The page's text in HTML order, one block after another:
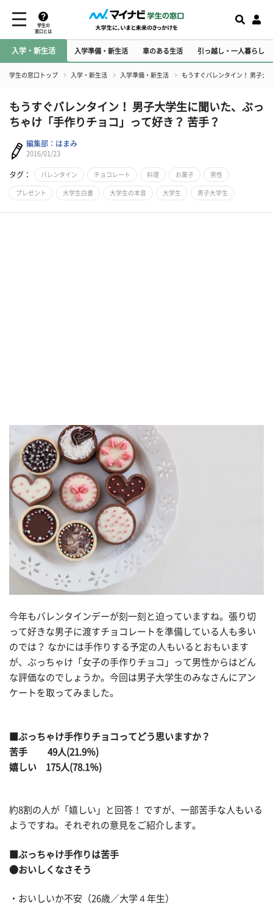
学生の
窓口とは
入学・新生活 入学準備・新生活 車のある生活 引っ越し・一人暮らし
学生の窓口トップ 入学・新生活 入学準備・新生活 もうすぐバレンタイン！ 男子大
もうすぐバレンタイン！ 男子大学生に聞いた、ぶっ
ちゃけ「手作りチョコ」って好き？ 苦手？
編集部：はまみ
2016/01/23
タグ： バレンタイン チョコレート 料理 お菓子 男性
プレゼント 大学生白書 大学生の本音 大学生 男子大学生
今年もバレンタインデーが刻一刻と迫っていますね。張り切
って好きな男子に渡すチョコレートを準備している人も多い
のでは？ なかには手作りする予定の人もいるとおもいます
が、ぶっちゃけ「女子の手作りチョコ」って男性からはどん
な評価なのでしょうか。今回は男子大学生のみなさんにアン
ケートを取ってみました。
■ぶっちゃけ手作りチョコってどう思いますか？
苦手 49人(21.9％)
嬉しい 175人(78.1％)
約8割の人が「嬉しい」と回答！ ですが、一部苦手な人もいる
ようですね。それぞれの意見をご紹介します。
■ぶっちゃけ手作りは苦手
●おいしくなさそう
・おいしいか不安（26歳／大学４年生）